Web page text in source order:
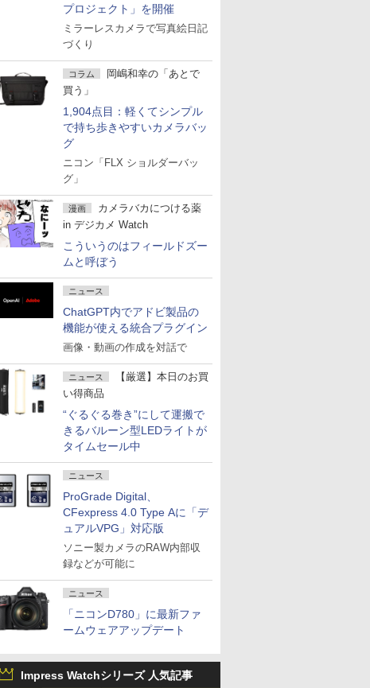
プロジェクト」を開催
ミラーレスカメラで写真絵日記
づくり
コラム
岡嶋和幸の「あとで
買う」
1,904点目：軽くてシンプル
で持ち歩きやすいカメラバッ
グ
ニコン「FLX ショルダーバッ
グ」
漫画
カメラバカにつける薬
in デジカメ Watch
こういうのはフィールドズー
ムと呼ぼう
ニュース
ChatGPT内でアドビ製品の
機能が使える統合プラグイン
画像・動画の作成を対話で
ニュース
【厳選】本日のお買
い得商品
“ぐるぐる巻き”にして運搬で
きるバルーン型LEDライトが
タイムセール中
ニュース
ProGrade Digital、
CFexpress 4.0 Type Aに「デ
ュアルVPG」対応版
ソニー製カメラのRAW内部収
録などが可能に
ニュース
「ニコンD780」に最新ファ
ームウェアアップデート
Impress Watchシリーズ 人気記事